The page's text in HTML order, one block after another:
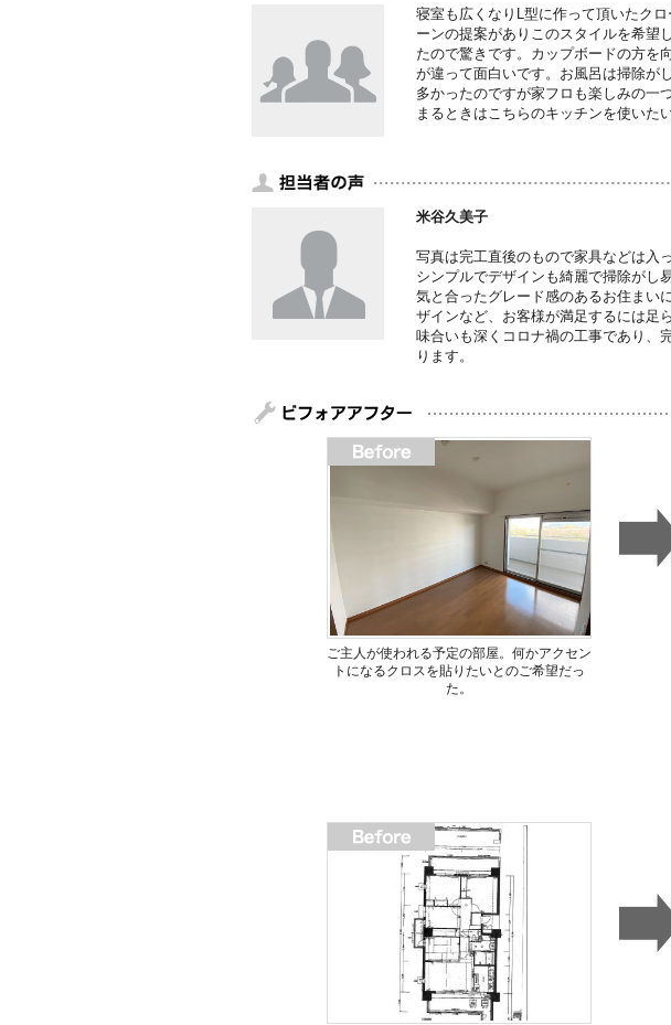
寝室も広くなりL型に作って頂いたク
ーンの提案がありこのスタイルを希望
たので驚きです。カップボードの方を
が違って面白いです。お風呂は掃除が
多かったのですが家フロも楽しみの一
まるときはこちらのキッチンを使いたい
米谷久美子
写真は完工直後のもので家具などは入
シンプルでデザインも綺麗で掃除がし
気と合ったグレード感のあるお住まい
ザインなど、お客様が満足するには足
味合いも深くコロナ禍の工事であり、
ります。
ご主人が使われる予定の部屋。何かアクセン
トになるクロスを貼りたいとのご希望だっ
た。